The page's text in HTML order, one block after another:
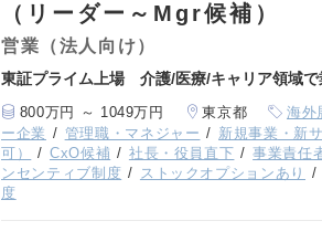
（リーダー～Mgr候補）
営業（法人向け）
東証プライム上場 介護/医療/キャリア領域で
800万円 ～ 1049万円 東京都 海外
ー企業
管理職・マネジャー 新規事業・新
可）
CxO候補 社長・役員直下 事業責任
ンセンティブ制度
ストックオプションあり
度